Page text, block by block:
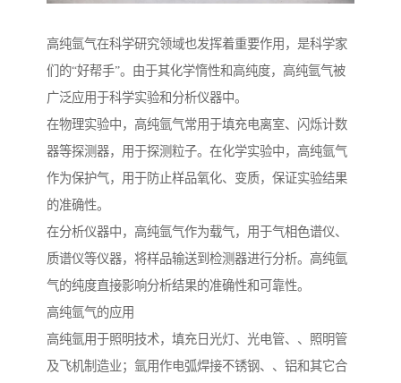
高纯氩气在科学研究领域也发挥着重要作用，是科学家
们的“好帮手”。由于其化学惰性和高纯度，高纯氩气被
广泛应用于科学实验和分析仪器中。
在物理实验中，高纯氩气常用于填充电离室、闪烁计数
器等探测器，用于探测粒子。在化学实验中，高纯氩气
作为保护气，用于防止样品氧化、变质，保证实验结果
的准确性。
在分析仪器中，高纯氩气作为载气，用于气相色谱仪、
质谱仪等仪器，将样品输送到检测器进行分析。高纯氩
气的纯度直接影响分析结果的准确性和可靠性。
高纯氩气的应用
高纯氩用于照明技术，填充日光灯、光电管、、照明管
及飞机制造业；氩用作电弧焊接不锈钢、、铝和其它合